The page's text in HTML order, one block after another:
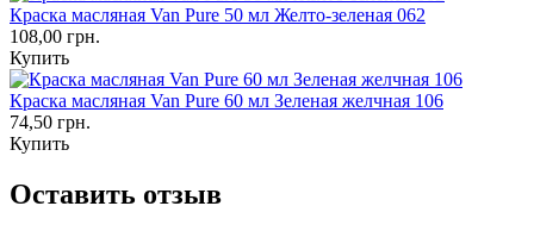
Краска масляная Van Pure 50 мл Желто-зеленая 062
108,00 грн.
Купить
Краска масляная Van Pure 60 мл Зеленая желчная 106
74,50 грн.
Купить
Оставить отзыв